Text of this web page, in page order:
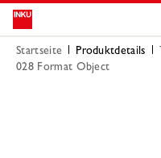
Startseite Produktdetails
028 Format Object